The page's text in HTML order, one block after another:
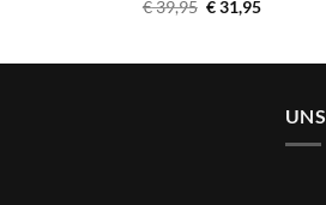
€39,95 Ursprünglicher
Preis
€31,95Aktueller